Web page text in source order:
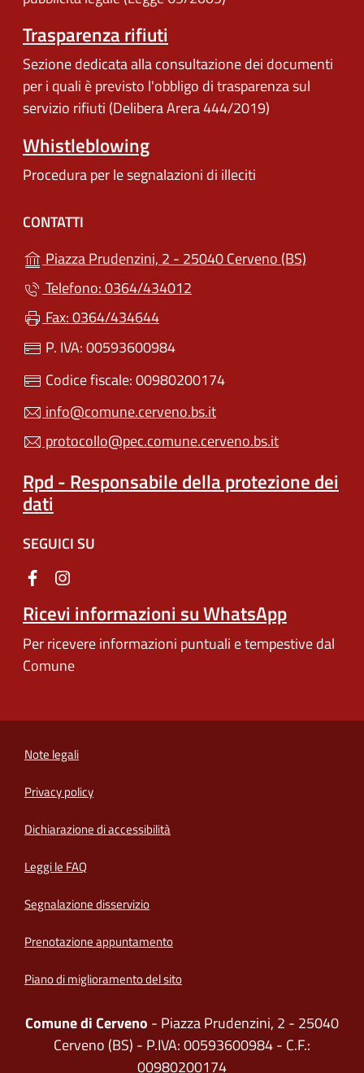
Trasparenza rifiuti
Sezione dedicata alla consultazione dei documenti
per i quali è previsto l'obbligo di trasparenza sul
servizio rifiuti (Delibera Arera 444/2019)
Whistleblowing
Procedura per le segnalazioni di illeciti
CONTATTI
Piazza Prudenzini, 2 - 25040 Cerveno (BS)
Telefono: 0364/434012
Fax: 0364/434644
P. IVA: 00593600984
Codice fiscale: 00980200174
info@comune.cerveno.bs.it
protocollo@pec.comune.cerveno.bs.it
Rpd - Responsabile della protezione dei
dati
SEGUICI SU
Ricevi informazioni su WhatsApp
Per ricevere informazioni puntuali e tempestive dal
Comune
Note legali
Privacy policy
Dichiarazione di accessibilità
Leggi le FAQ
Segnalazione disservizio
Prenotazione appuntamento
Piano di miglioramento del sito
Comune di Cerveno - Piazza Prudenzini, 2 - 25040
Cerveno (BS) - P.IVA: 00593600984 - C.F.:
00980200174